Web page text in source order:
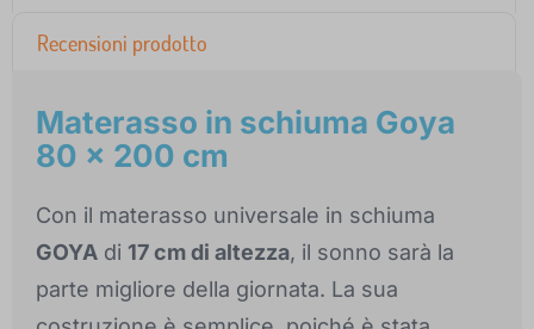
Recensioni prodotto
Materasso in schiuma Goya
80 x 200 cm
Con il materasso universale in schiuma
GOYA di 17 cm di altezza, il sonno sarà la
parte migliore della giornata. La sua